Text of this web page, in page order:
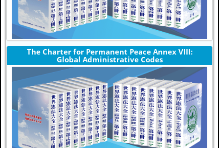
The Charter for Permanent Peace Annex VIII:
Global Administrative Codes